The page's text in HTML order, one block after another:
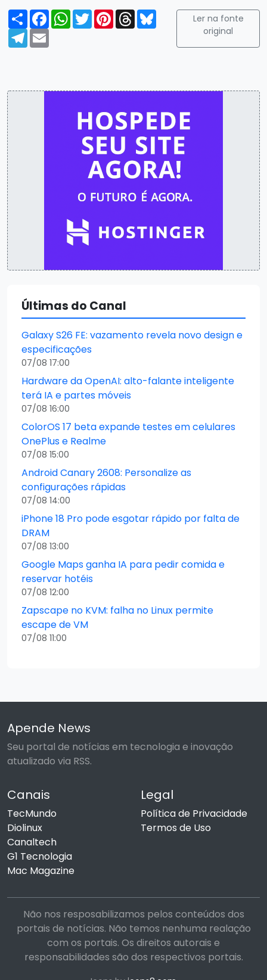
Compartilhar
FacebookWhatsApp
TwitterPinterest
ThreadsBluesky
Telegram
Email
Ler na fonte
original
Últimas do Canal
Galaxy S26 FE: vazamento revela novo design e
especificações
07/08 17:00
Hardware da OpenAI: alto-falante inteligente
terá IA e partes móveis
07/08 16:00
ColorOS 17 beta expande testes em celulares
OnePlus e Realme
07/08 15:00
Android Canary 2608: Personalize as
configurações rápidas
07/08 14:00
iPhone 18 Pro pode esgotar rápido por falta de
DRAM
07/08 13:00
Google Maps ganha IA para pedir comida e
reservar hotéis
07/08 12:00
Zapscape no KVM: falha no Linux permite
escape de VM
07/08 11:00
Apende News
Seu portal de notícias em tecnologia e inovação
atualizado via RSS.
Canais
TecMundo
Diolinux
Canaltech
G1 Tecnologia
Mac Magazine
Legal
Política de Privacidade
Termos de Uso
Não nos resposabilizamos pelos conteúdos dos
portais de notícias. Não temos nenhuma realação
com os portais. Os direitos autorais e
responsabilidades são dos respectivos portais.